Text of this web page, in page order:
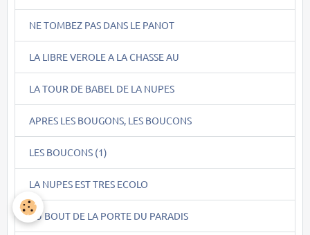
NE TOMBEZ PAS DANS LE PANOT
LA LIBRE VEROLE A LA CHASSE AU
LA TOUR DE BABEL DE LA NUPES
APRES LES BOUGONS, LES BOUCONS
LES BOUCONS (1)
LA NUPES EST TRES ECOLO
AU BOUT DE LA PORTE DU PARADIS